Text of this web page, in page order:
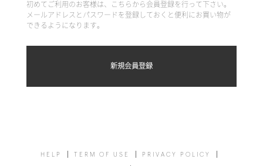
初めてご利用のお客様は、こちらから会員登録を行って下さい。
メールアドレスとパスワードを登録しておくと便利にお買い物が
できるようになります。
HELP TERM OF USE PRIVACY POLICY